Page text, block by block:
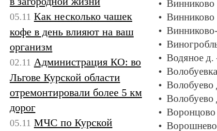
Винниково
Винниково
Водяное д.
Волобуево
Волобуево
05.11 Как несколько чашек
кофе в день влияют на ваш
организм
02.11 Администрация КО: во
Льгове Курской области
отремонтировали более 5 км
дорог
05.11 МЧС по Курской